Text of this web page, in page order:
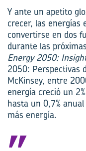
Y ante un apetito
crecer, las energías
convertirse en dos
durante las
Energy 2050:
2050: Perspectivas
McKinsey, entre
energía creció un
hasta un 0,7%
más energía.